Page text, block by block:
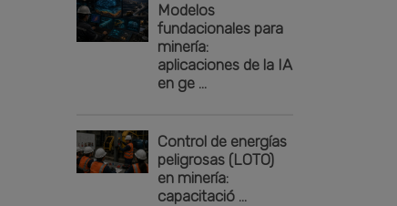
Modelos
fundacionales para
minería:
aplicaciones de la IA
en ge ...
Control de energías
peligrosas (LOTO)
en minería:
capacitació ...